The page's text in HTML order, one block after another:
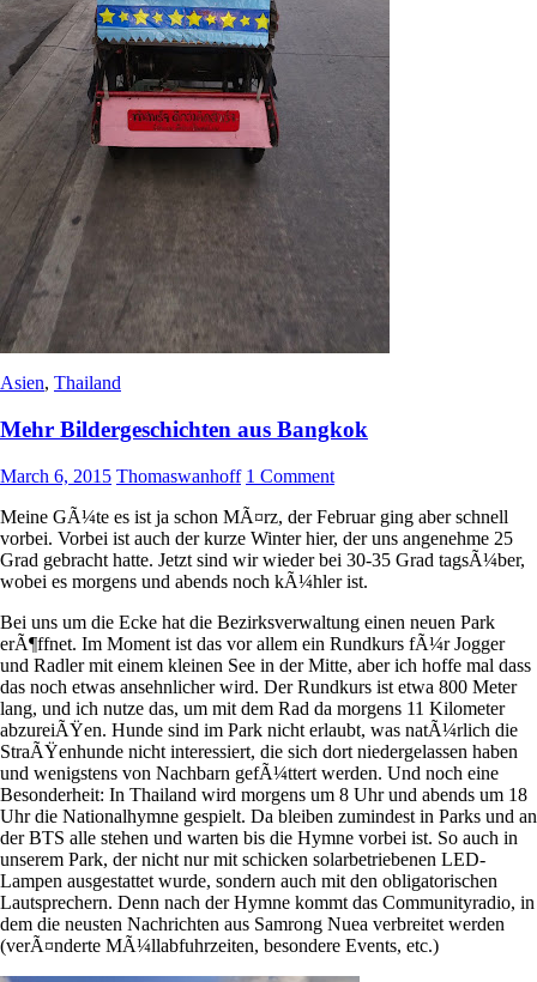
Asien, Thailand
Mehr Bildergeschichten aus Bangkok
March 6, 2015 Thomaswanhoff 1 Comment
Meine GÃ¼te es ist ja schon MÃ¤rz, der Februar ging aber schnell
vorbei. Vorbei ist auch der kurze Winter hier, der uns angenehme 25
Grad gebracht hatte. Jetzt sind wir wieder bei 30-35 Grad tagsÃ¼ber,
wobei es morgens und abends noch kÃ¼hler ist.
Bei uns um die Ecke hat die Bezirksverwaltung einen neuen Park
erÃ¶ffnet. Im Moment ist das vor allem ein Rundkurs fÃ¼r Jogger
und Radler mit einem kleinen See in der Mitte, aber ich hoffe mal dass
das noch etwas ansehnlicher wird. Der Rundkurs ist etwa 800 Meter
lang, und ich nutze das, um mit dem Rad da morgens 11 Kilometer
abzureiÃŸen. Hunde sind im Park nicht erlaubt, was natÃ¼rlich die
StraÃŸenhunde nicht interessiert, die sich dort niedergelassen haben
und wenigstens von Nachbarn gefÃ¼ttert werden. Und noch eine
Besonderheit: In Thailand wird morgens um 8 Uhr und abends um 18
Uhr die Nationalhymne gespielt. Da bleiben zumindest in Parks und an
der BTS alle stehen und warten bis die Hymne vorbei ist. So auch in
unserem Park, der nicht nur mit schicken solarbetriebenen LED-
Lampen ausgestattet wurde, sondern auch mit den obligatorischen
Lautsprechern. Denn nach der Hymne kommt das Communityradio, in
dem die neusten Nachrichten aus Samrong Nuea verbreitet werden
(verÃ¤nderte MÃ¼llabfuhrzeiten, besondere Events, etc.)